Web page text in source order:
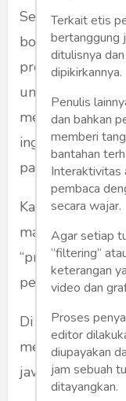
Sederhana saja
bondong datang
presiden. Bagi
untuk
mereka, untuk
inginkan, bukan
partai !
Katakanlah kata
maka presiden
“presiden
petugas
Di konstitusi kita
menyatakan
jawab kepada
Terkait etis
bertanggung
ditulisnya
dipikirkannya.
Penulis
dan bahkan
memberi
bantahan
Interaktivitas
pembaca
secara wajar.
Agar setiap
“filtering”
keterangan
video dan
Proses
editor
diupayakan
jam sebuah
ditayangkan.